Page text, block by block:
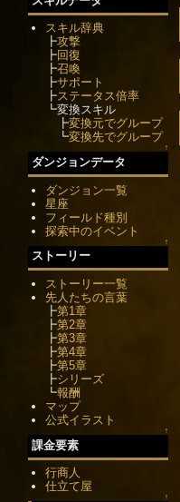
スキル辞典
┣攻撃
┣回復
┣召喚
┣サポート
┣ステータス倍率
┗変換スキル
┣変換元でグループ
┗変換先でグループ
↑
ダンジョンデータ
ダンジョン一覧
星座
フィールド種別
探索中のイベント
↑
ストーリー
ストーリー一覧
先人たちの言葉
┣第1章
┣第2章
┣第3章
┣第4章
┣第5章
┣シリーズ
┗報酬
マップ
公式イラスト
↑
課金要素
行商人
仕立て屋
↑